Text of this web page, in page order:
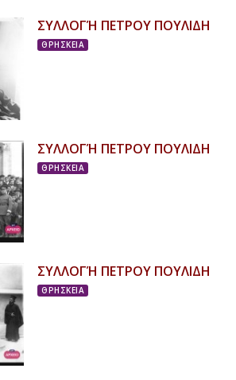
ΣΥΛΛΟΓΉ ΠΕΤΡΟΥ ΠΟΥΛΙΔΗ
ΘΡΗΣΚΕΙΑ
ΣΥΛΛΟΓΉ ΠΕΤΡΟΥ ΠΟΥΛΙΔΗ
ΘΡΗΣΚΕΙΑ
ΣΥΛΛΟΓΉ ΠΕΤΡΟΥ ΠΟΥΛΙΔΗ
ΘΡΗΣΚΕΙΑ